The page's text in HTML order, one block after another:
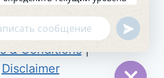
Policy|
& Conditions|
Disclaimer
английского и составить
индивидуальный план
занятий. Какова главная цель
в изучении языка на
сегодняшний день?